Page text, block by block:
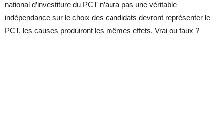
national d’investiture du PCT n’aura pas une véritable
indépendance sur le choix des candidats devront représenter le
PCT, les causes produiront les mêmes effets. Vrai ou faux ?